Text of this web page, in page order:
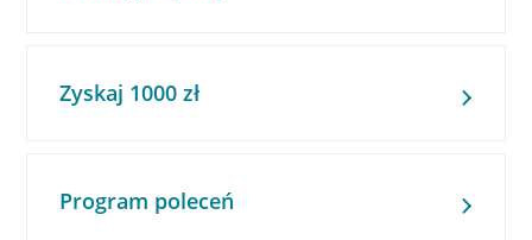
Zyskaj 1000 zł
Program poleceń